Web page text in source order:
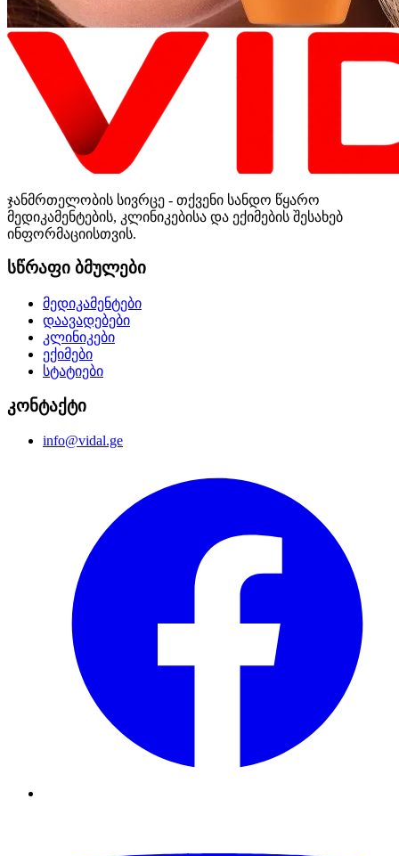
ჯანმრთელობის სივრცე - თქვენი სანდო წყარო
მედიკამენტების, კლინიკებისა და ექიმების შესახებ
ინფორმაციისთვის.
სწრაფი ბმულები
მედიკამენტები
დაავადებები
კლინიკები
ექიმები
სტატიები
კონტაქტი
info@vidal.ge